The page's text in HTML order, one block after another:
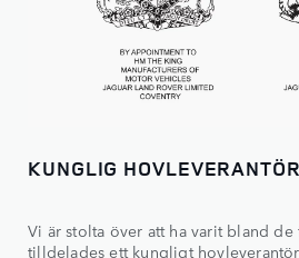
KUNGLIG HOVLEVERANTÖR
Vi är stolta över att ha varit bland
tilldelades ett kungligt